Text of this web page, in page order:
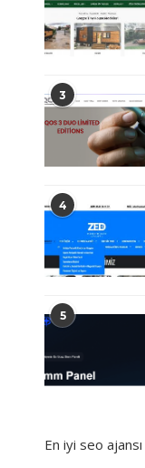
3
4
5
En iyi seo ajansı